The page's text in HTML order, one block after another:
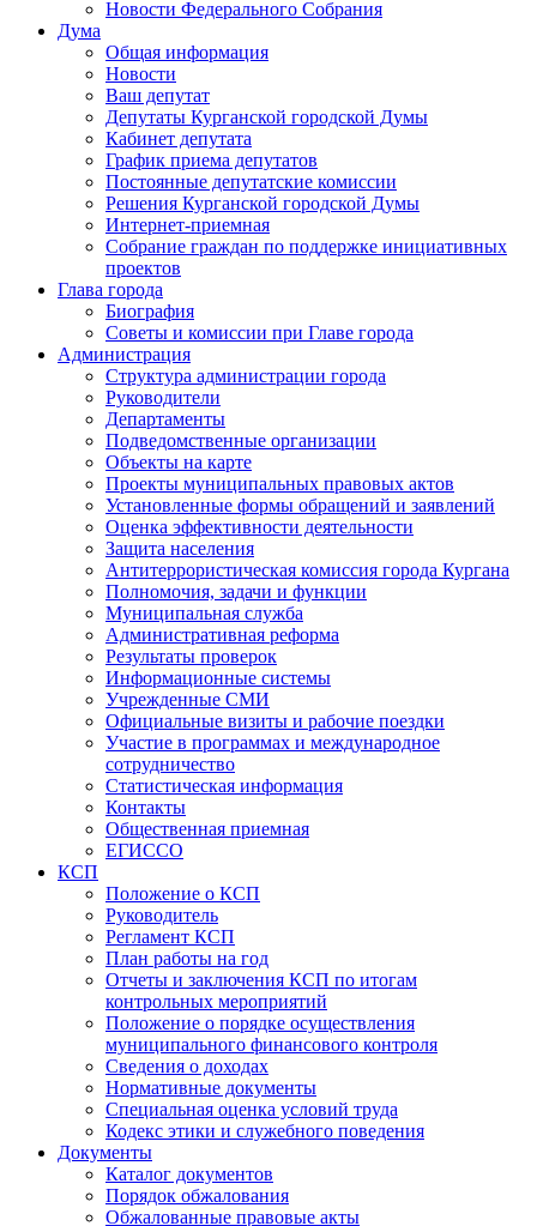
Новости Федерального Cобрания
Дума
Общая информация
Новости
Ваш депутат
Депутаты Курганской городской Думы
Кабинет депутата
График приема депутатов
Постоянные депутатские комиссии
Решения Курганской городской Думы
Интернет-приемная
Собрание граждан по поддержке инициативных
проектов
Глава города
Биография
Советы и комиссии при Главе города
Администрация
Структура администрации города
Руководители
Департаменты
Подведомственные организации
Объекты на карте
Проекты муниципальных правовых актов
Установленные формы обращений и заявлений
Оценка эффективности деятельности
Защита населения
Антитеррористическая комиссия города Кургана
Полномочия, задачи и функции
Муниципальная служба
Административная реформа
Результаты проверок
Информационные системы
Учрежденные СМИ
Официальные визиты и рабочие поездки
Участие в программах и международное
сотрудничество
Статистическая информация
Контакты
Общественная приемная
ЕГИССО
КСП
Положение о КСП
Руководитель
Регламент КСП
План работы на год
Отчеты и заключения КСП по итогам
контрольных мероприятий
Положение о порядке осуществления
муниципального финансового контроля
Сведения о доходах
Нормативные документы
Специальная оценка условий труда
Кодекс этики и служебного поведения
Документы
Каталог документов
Порядок обжалования
Обжалованные правовые акты